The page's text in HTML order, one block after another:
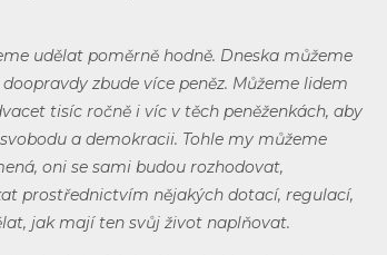
udělat poměrně hodně. Dneska můžeme
zbude více peněz. Můžeme lidem
tisíc ročně i víc v těch peněženkách, aby
a demokracii. Tohle my můžeme
oni se sami budou rozhodovat,
prostřednictvím nějakých dotací, regulací,
jak mají ten svůj život naplňovat.